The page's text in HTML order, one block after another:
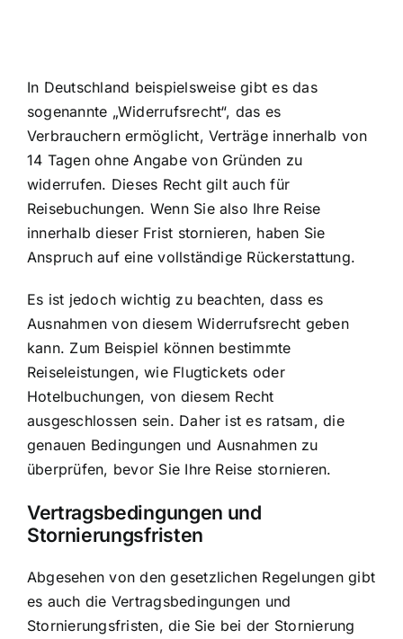
In Deutschland beispielsweise gibt es das
sogenannte „Widerrufsrecht“, das es
Verbrauchern ermöglicht, Verträge innerhalb von
14 Tagen ohne Angabe von Gründen zu
widerrufen. Dieses Recht gilt auch für
Reisebuchungen. Wenn Sie also Ihre Reise
innerhalb dieser Frist stornieren, haben Sie
Anspruch auf eine vollständige Rückerstattung.
Es ist jedoch wichtig zu beachten, dass es
Ausnahmen von diesem Widerrufsrecht geben
kann. Zum Beispiel können bestimmte
Reiseleistungen, wie Flugtickets oder
Hotelbuchungen, von diesem Recht
ausgeschlossen sein. Daher ist es ratsam, die
genauen Bedingungen und Ausnahmen zu
überprüfen, bevor Sie Ihre Reise stornieren.
Vertragsbedingungen und
Stornierungsfristen
Abgesehen von den gesetzlichen Regelungen gibt
es auch die Vertragsbedingungen und
Stornierungsfristen, die Sie bei der Stornierung